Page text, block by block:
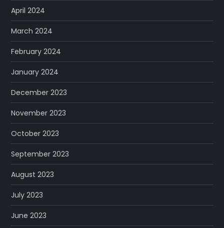
April 2024
March 2024
February 2024
January 2024
December 2023
November 2023
October 2023
September 2023
August 2023
July 2023
June 2023